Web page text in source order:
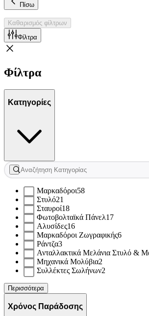
Πίσω
Καθαρισμός φίλτρων
Φίλτρα
Φίλτρα
Κατηγορίες
Μαρκαδόροι58
Στυλό21
Σταυροί18
Φωτοβολταϊκά Πάνελ17
Αλυσίδες16
Μαρκαδόροι Ζωγραφικής6
Ράντζα3
Ανταλλακτικά Μελάνια Στυλό &
Μηχανικά Μολύβια2
Συλλέκτες Σωλήνων2
Περισσότερα
Χρόνος Παράδοσης